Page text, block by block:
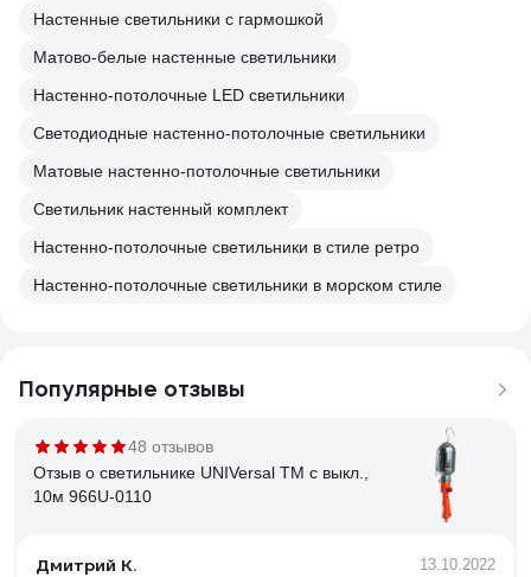
Настенные светильники с гармошкой
Матово-белые настенные светильники
Настенно-потолочные LED светильники
Светодиодные настенно-потолочные светильники
Матовые настенно-потолочные светильники
Светильник настенный комплект
Настенно-потолочные светильники в стиле ретро
Настенно-потолочные светильники в морском стиле
Популярные отзывы
48 отзывов
Отзыв о светильнике UNIVersal ТМ c выкл.,
10м 966U-0110
Дмитрий К. 13.10.2022